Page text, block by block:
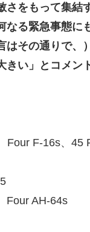
さをもって集結
なる緊急事態
はその通りで
きい」とコメン
F-16s、45
Four AH-64s